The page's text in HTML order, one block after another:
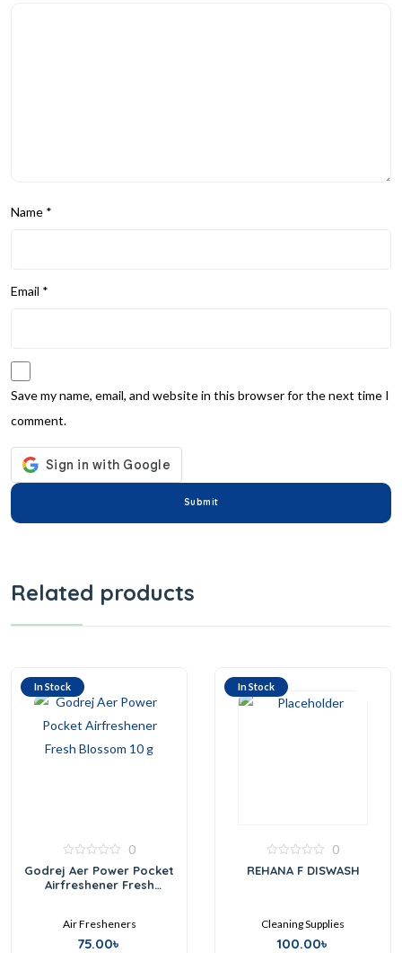
Name *
Email *
Save my name, email, and website in this browser for the next time I
comment.
Related products
In Stock
0
out
of
0
Godrej Aer Power Pocket
Airfreshener Fresh
Air Fresheners
75.00৳
In Stock
0
out
0
REHANA F DISWASH
Cleaning Supplies
100.00৳